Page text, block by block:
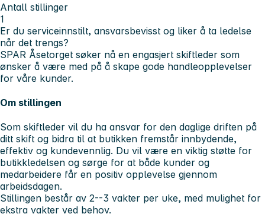
Antall stillinger
1
Er du serviceinnstilt, ansvarsbevisst og liker å ta ledelse
når det trengs?
SPAR Åsetorget søker nå en engasjert skiftleder som
ønsker å være med på å skape gode handleopplevelser
for våre kunder.
Om stillingen
Som skiftleder vil du ha ansvar for den daglige driften på
ditt skift og bidra til at butikken fremstår innbydende,
effektiv og kundevennlig. Du vil være en viktig støtte for
butikkledelsen og sørge for at både kunder og
medarbeidere får en positiv opplevelse gjennom
arbeidsdagen.
Stillingen består av 2--3 vakter per uke, med mulighet for
ekstra vakter ved behov.